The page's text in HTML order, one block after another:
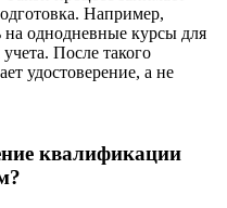
Например,
на однодневные курсы для
После такого
удостоверение, а не
квалификации